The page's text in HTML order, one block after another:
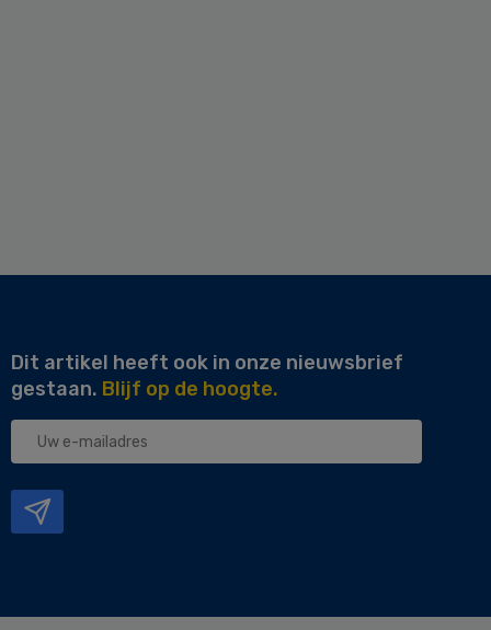
Dit artikel heeft ook in onze nieuwsbrief
gestaan. Blijf op de hoogte.
Uw